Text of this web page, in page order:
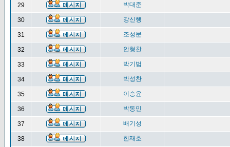
29 박대준
30 강신행
31 조성문
32 안형찬
33 박기범
34 박성찬
35 이승윤
36 박동민
37 배기성
38 한재호